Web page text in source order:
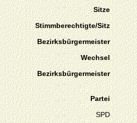
Sitze
Stimmberechtigte/Sitz
Bezirksbürgermeister
Wechsel
Bezirksbürgermeister
Partei
SPD